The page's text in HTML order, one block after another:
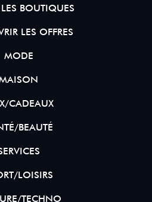
BOUTIQUES
LES OFFRES
MODE
CADEAUX
BEAUTÉ
LOISIRS
TECHNO